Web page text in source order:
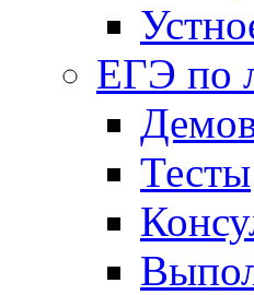
ЕГЭ по
Тесты